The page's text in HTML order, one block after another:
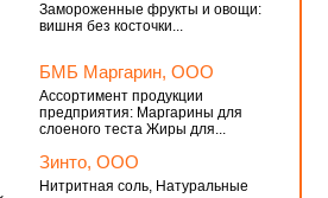
Замороженные фрукты и овощи:
вишня без косточки...
БМБ Маргарин, ООО
Ассортимент продукции
предприятия: Маргарины для
слоеного теста Жиры для...
Зинто, ООО
Нитритная соль, Натуральные